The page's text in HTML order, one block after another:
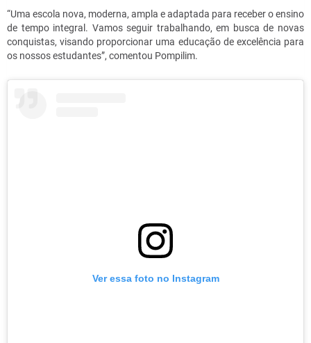
“Uma escola nova, moderna, ampla e adaptada para receber o ensino
de tempo integral. Vamos seguir trabalhando, em busca de novas
conquistas, visando proporcionar uma educação de excelência para
os nossos estudantes”, comentou Pompilim.
Ver essa foto no Instagram